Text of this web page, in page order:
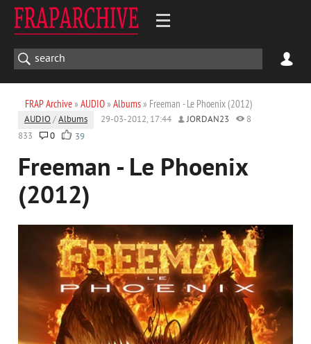
FRAP Archive» AUDIO» Albums» Freeman - Le Phoenix (2012)
AUDIO /Albums 29-03-2012, 17:44 JORDAN23
8
833
0 39
Freeman - Le Phoenix
(2012)